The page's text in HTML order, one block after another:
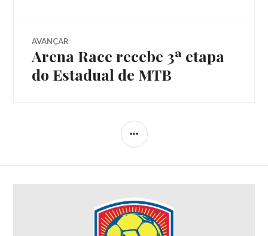
AVANÇAR
Arena Race recebe 3ª etapa
do Estadual de MTB